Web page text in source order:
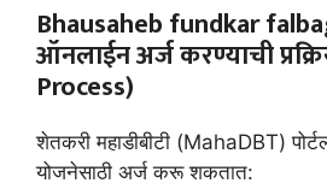
Bhausaheb fundkar
ऑनलाईन अर्ज करण्याची
Process)
शेतकरी महाडीबीटी (MahaDBT)
योजनेसाठी अर्ज करू शकतात: